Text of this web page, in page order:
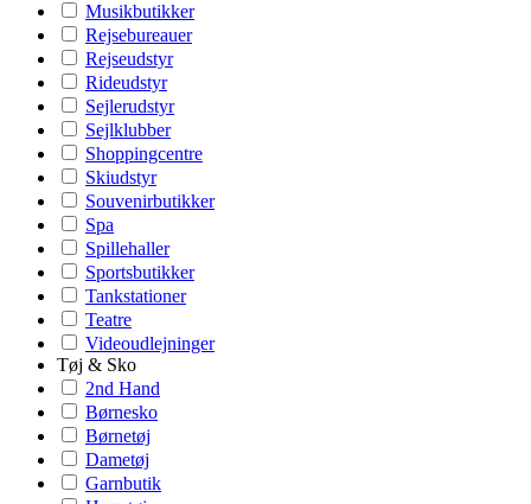
Musikbutikker
Rejsebureauer
Rejseudstyr
Rideudstyr
Sejlerudstyr
Sejlklubber
Shoppingcentre
Skiudstyr
Souvenirbutikker
Spa
Spillehaller
Sportsbutikker
Tankstationer
Teatre
Videoudlejninger
Tøj & Sko
2nd Hand
Børnesko
Børnetøj
Dametøj
Garnbutik